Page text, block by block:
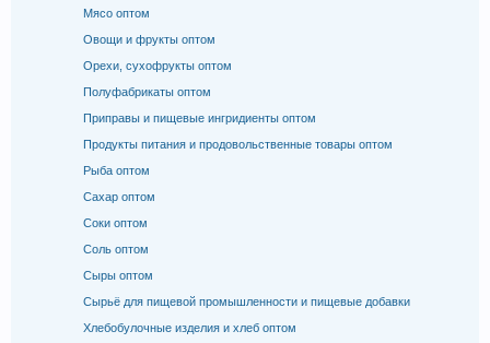
Мясо оптом
Овощи и фрукты оптом
Орехи, сухофрукты оптом
Полуфабрикаты оптом
Приправы и пищевые ингридиенты оптом
Продукты питания и продовольственные товары оптом
Рыба оптом
Сахар оптом
Соки оптом
Соль оптом
Сыры оптом
Сырьё для пищевой промышленности и пищевые добавки
Хлебобулочные изделия и хлеб оптом